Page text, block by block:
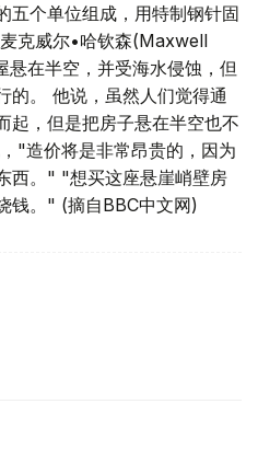
五个单位组成，用特制钢针固
克威尔•哈钦森(Maxwell
在半空，并受海水侵蚀，但
的。 他说，虽然人们觉得通
起，但是把房子悬在半空也不
"造价将是非常昂贵的，因为
西。" "想买这座悬崖峭壁房
钱。" (摘自BBC中文网)